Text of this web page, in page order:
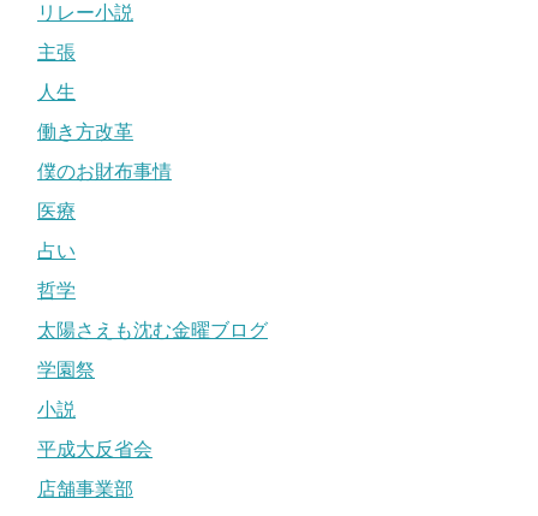
リレー小説
主張
人生
働き方改革
僕のお財布事情
医療
占い
哲学
太陽さえも沈む金曜ブログ
学園祭
小説
平成大反省会
店舗事業部